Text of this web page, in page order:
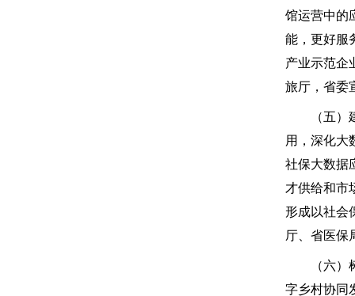
馆运营中的
能，更好服
产业示范企
旅厅，省委
（五）建
用，深化大
社保大数据
才供给和市
形成以社会
厅、省医保
（六）树
字乡村协同